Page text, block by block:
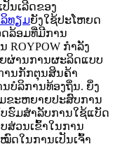
ນເລີດຂອງ
ທຽມຍັງໃຊ້ປະໂຫຍດ
ດລ້ອມທີ່ມີການ
ROYPOW ກຳລັງ
ຜ່ານການຜະລິດແບບ
ານກັກຕຸນສິນຄ້າ
ບໍລິການທ້ອງຖິ່ນ. ຍິ່ງ
ຂະຫຍາຍປະສົບການ
ຮົມສຳລັບການໃຊ້ແບັດ
ສ່ວນເຂົ້າໃນການ
ດໃນການເປັນເຈົ້າ